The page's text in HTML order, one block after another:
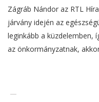
Zágráb Nándor az RTL
járvány idején az
leginkább a küzdelemben,
az önkormányzatnak,